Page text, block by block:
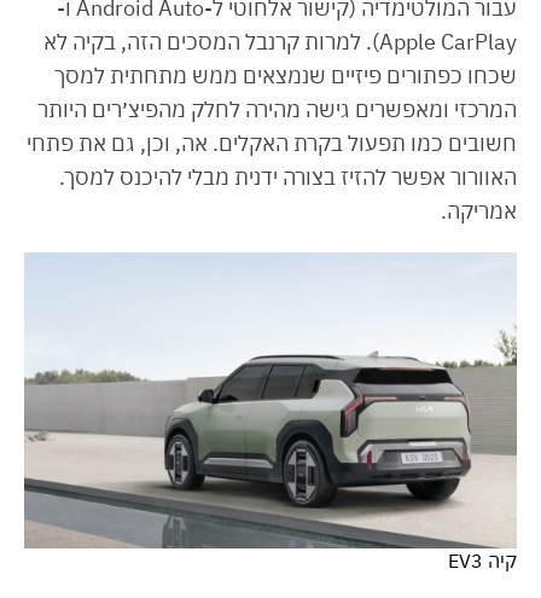
עבור המולטימדיה (קישור אלחוטי ל-Android Auto ו-
Apple CarPlay). למרות קרנבל המסכים הזה, בקיה לא
שכחו כפתורים פיזיים שנמצאים ממש מתחתית למסך
המרכזי ומאפשרים גישה מהירה לחלק מהפיצ׳רים היותר
חשובים כמו תפעול בקרת האקלים. אה, וכן, גם את פתחי
האוורור אפשר להזיז בצורה ידנית מבלי להיכנס למסך.
אמריקה.
קיה EV3